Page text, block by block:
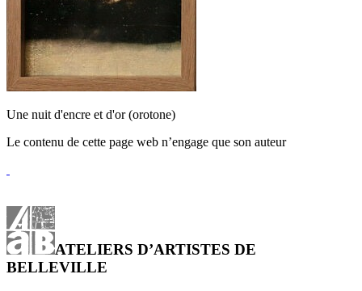
Une nuit d'encre et d'or (orotone)
Le contenu de cette page web n’engage que son auteur
ATELIERS D’ARTISTES DE
BELLEVILLE